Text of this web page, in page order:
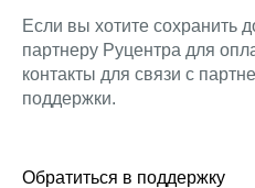
Если вы хотите сохранить
партнеру Руцентра для
контакты для связи с
поддержки.
Обратиться в поддержку